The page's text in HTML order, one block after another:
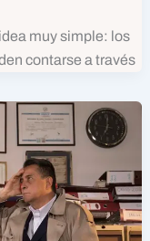
muy simple: los
contarse a través